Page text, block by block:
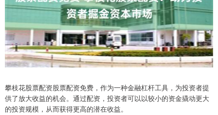
攀枝花股票配资股票配资免费，作为一种金融杠杆工具，为投资者提
供了放大收益的机会。通过配资，投资者可以以较小的资金撬动更大
的投资规模，从而获得更高的潜在收益。